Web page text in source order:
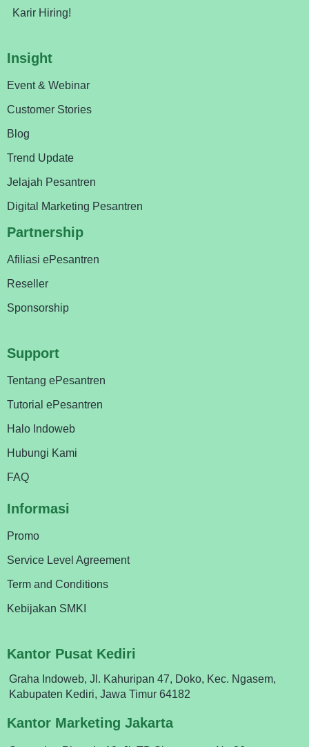
Karir Hiring!
Insight
Event & Webinar
Customer Stories
Blog
Trend Update
Jelajah Pesantren
Digital Marketing Pesantren
Partnership
Afiliasi ePesantren
Reseller
Sponsorship
Support
Tentang ePesantren
Tutorial ePesantren
Halo Indoweb
Hubungi Kami
FAQ
Informasi
Promo
Service Level Agreement
Term and Conditions
Kebijakan SMKI
Kantor Pusat Kediri
Graha Indoweb, Jl. Kahuripan 47, Doko, Kec. Ngasem,
Kabupaten Kediri, Jawa Timur 64182
Kantor Marketing Jakarta